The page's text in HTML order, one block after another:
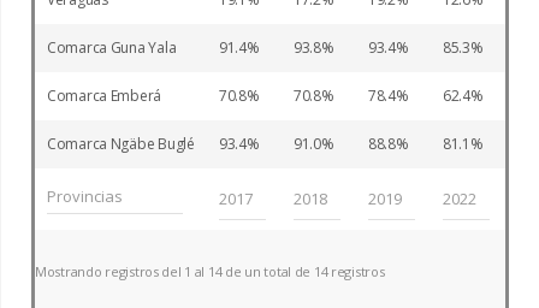
Comarca Guna Yala 91.4 93.8 93.4 85.3
Comarca Emberá 70.8 70.8 78.4 62.4
Comarca Ngäbe Buglé 93.4 91.0 88.8 81.1
Mostrando registros del 1 al 14 de un total de 14 registros